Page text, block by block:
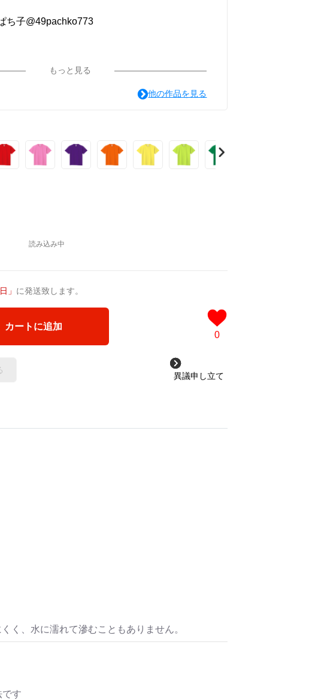
ち子@49pachko773
もっと見る
他の作品を見る
」 に発送致します。
カートに追加
0
異議申し立て
く、水に濡れて滲むこともありません。
す